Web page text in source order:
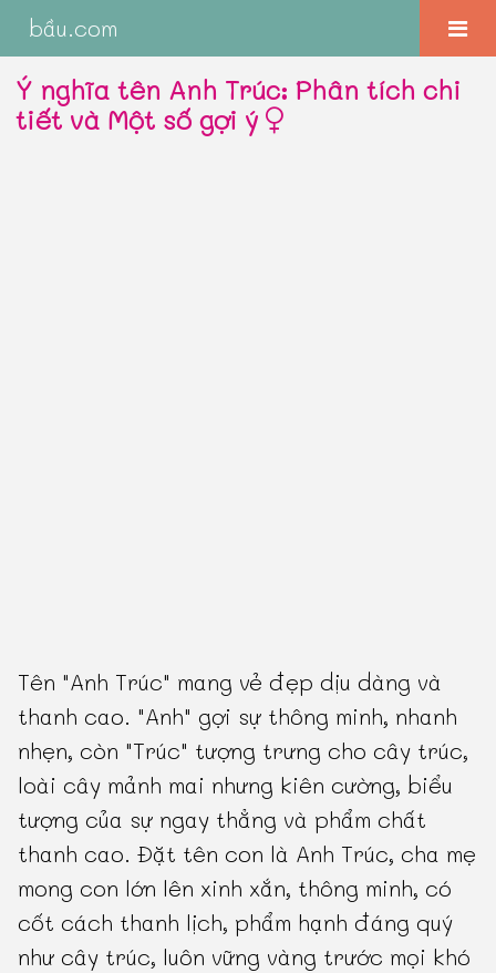
bầu.com
Ý nghĩa tên Anh Trúc: Phân tích chi
tiết và Một số gợi ý
Tên "Anh Trúc" mang vẻ đẹp dịu dàng và
thanh cao. "Anh" gợi sự thông minh, nhanh
nhẹn, còn "Trúc" tượng trưng cho cây trúc,
loài cây mảnh mai nhưng kiên cường, biểu
tượng của sự ngay thẳng và phẩm chất
thanh cao. Đặt tên con là Anh Trúc, cha mẹ
mong con lớn lên xinh xắn, thông minh, có
cốt cách thanh lịch, phẩm hạnh đáng quý
như cây trúc, luôn vững vàng trước mọi khó